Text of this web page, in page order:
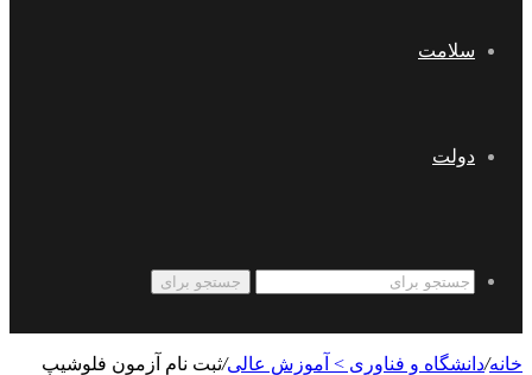
سلامت
دولت
جستجو برای
خانه/دانشگاه و فناوری > آموزش عالی/ثبت نام آزمون فلوشیپ